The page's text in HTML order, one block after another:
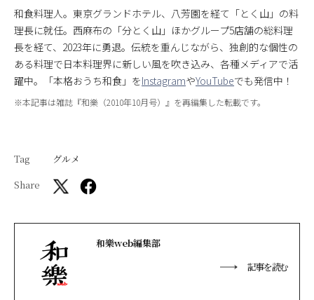
和食料理人。東京グランドホテル、八芳園を経て「とく山」の料
理長に就任。西麻布の「分とく山」ほかグループ5店舗の総料理
長を経て、2023年に勇退。伝統を重んじながら、独創的な個性の
ある料理で日本料理界に新しい風を吹き込み、各種メディアで活
躍中。「本格おうち和食」をInstagramやYouTubeでも発信中！
※本記事は雑誌『和樂（2010年10月号）』を再編集した転載です。
Tag
グルメ
Share
和樂web編集部
記事を読む